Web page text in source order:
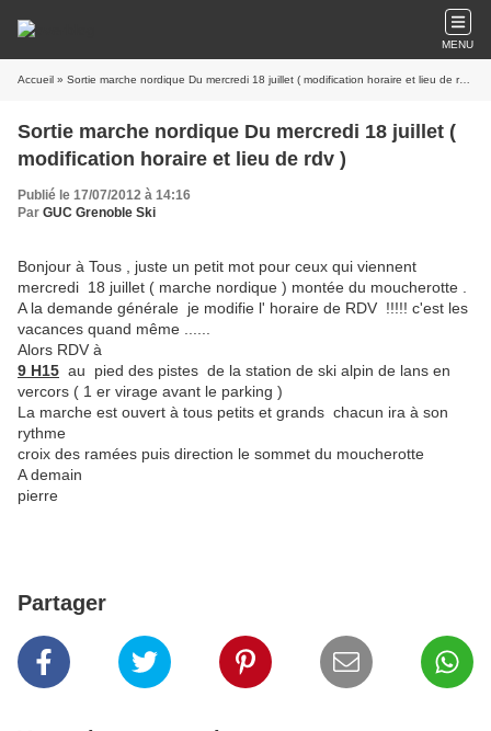
MENU
Accueil » Sortie marche nordique Du mercredi 18 juillet ( modification horaire et lieu de rdv )
Sortie marche nordique Du mercredi 18 juillet (
modification horaire et lieu de rdv )
Publié le 17/07/2012 à 14:16
Par GUC Grenoble Ski
Bonjour à Tous , juste un petit mot pour ceux qui viennent
mercredi 18 juillet ( marche nordique ) montée du moucherotte .
A la demande générale je modifie l' horaire de RDV !!!!! c'est les
vacances quand même ......
Alors RDV à
9 H15 au pied des pistes de la station de ski alpin de lans en
vercors ( 1 er virage avant le parking )
La marche est ouvert à tous petits et grands chacun ira à son
rythme
croix des ramées puis direction le sommet du moucherotte
A demain
pierre
Partager